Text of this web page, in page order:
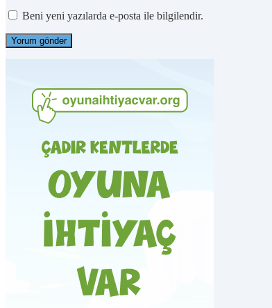
Beni yeni yazılarda e-posta ile bilgilendir.